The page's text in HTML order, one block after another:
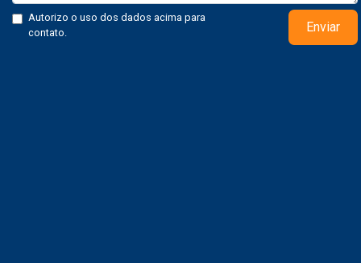
Autorizo o uso dos dados acima para
contato.
Enviar